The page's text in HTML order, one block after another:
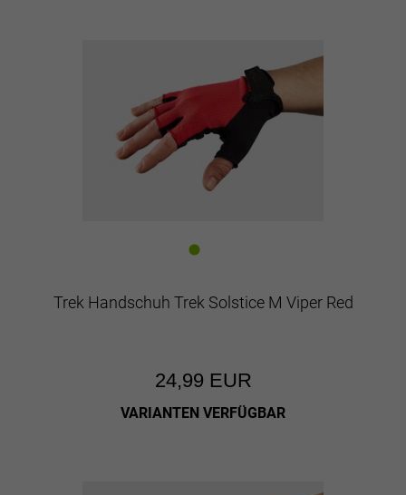
Trek Handschuh Trek Solstice M Viper Red
24,99 EUR
VARIANTEN VERFÜGBAR